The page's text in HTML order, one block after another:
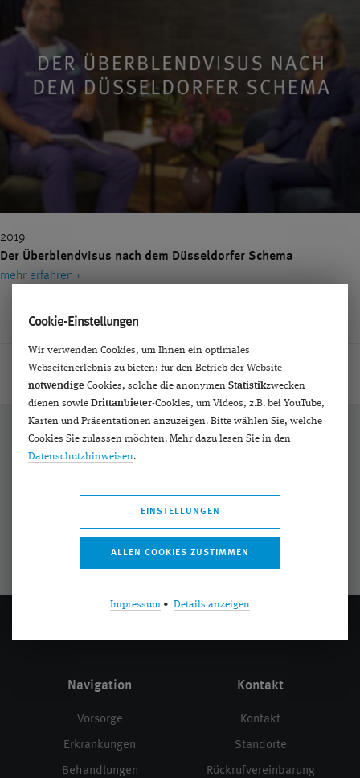
GLASKÖRPERTRÜBUNGEN
GLAUKOMDIAGNOSTIK GRAUER STAR
GRAUER STAR OPERATION GRÜNER STAR
HORNHAUT
IMPLANTIERBARE KONTAKTLINSEN KATARAKT
KONTAKTLINSEN
MAKULA MAKULAZENTRUM MEDIENBERICHTE
MEDIKAMENTENINJEKTIONEN
MINIMALINVASIVE GLAUKOMCHIRURGIE (MIGS)
MONOVISION MULTIFOKALLINSEN
NEBENWIRKUNGEN NETZHAUT OCT
PATIENTENERFAHRUNG PREMIUMEYES
PREMIUMLINSEN
STELLENANGEBOTE TROCKENES AUGE
2019
Der Überblendvisus nach dem Düsseldorfer Schema
mehr erfahren ›
Home Hilfe Videos
Navigation
Vorsorge
Erkrankungen
Behandlungen
Kontakt
Kontakt
Standorte
Rückrufvereinbarung
Cookie-Einstellungen
Wir verwenden Cookies, um Ihnen ein optimales
Webseitenerlebnis zu bieten: für den Betrieb der Website
notwendige Cookies, solche die anonymen Statistikzwecken
dienen sowie Drittanbieter-Cookies, um Videos, z.B. bei YouTube,
Karten und Präsentationen anzuzeigen. Bitte wählen Sie, welche
Cookies Sie zulassen möchten. Mehr dazu lesen Sie in den
Datenschutzhinweisen.
EINSTELLUNGEN
Impressum • Details anzeigen